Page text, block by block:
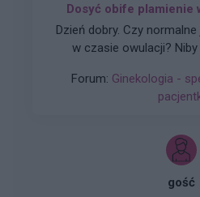
Dosyć obife plamienie
Dzień dobry. Czy
w czasie owulacji?
skrzep krwi i plamie
Czuję w macicy lekkie
Proszę o poradę na co
potrzeba jechacnia do
USG i wszystkie
Forum: Ginekologia -
gość